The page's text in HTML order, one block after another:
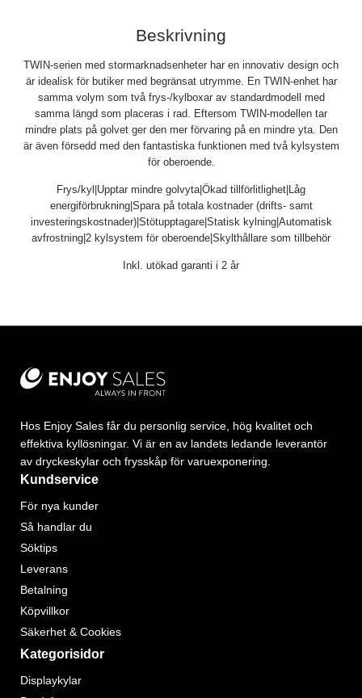
Beskrivning
TWIN-serien med stormarknadsenheter har en innovativ design och
är idealisk för butiker med begränsat utrymme. En TWIN-enhet har
samma volym som två frys-/kylboxar av standardmodell med
samma längd som placeras i rad. Eftersom TWIN-modellen tar
mindre plats på golvet ger den mer förvaring på en mindre yta. Den
är även försedd med den fantastiska funktionen med två kylsystem
för oberoende.
Frys/kyl|Upptar mindre golvyta|Ökad tillförlitlighet|Låg
energiförbrukning|Spara på totala kostnader (drifts- samt
investeringskostnader)|Stötupptagare|Statisk kylning|Automatisk
avfrostning|2 kylsystem för oberoende|Skylthållare som tillbehör
Inkl. utökad garanti i 2 år
Hos Enjoy Sales får du personlig service, hög kvalitet och
effektiva kyllösningar. Vi är en av landets ledande leverantör
av dryckeskylar och frysskåp för varuexponering.
Kundservice
För nya kunder
Så handlar du
Söktips
Leverans
Betalning
Köpvillkor
Säkerhet & Cookies
Kategorisidor
Displaykylar